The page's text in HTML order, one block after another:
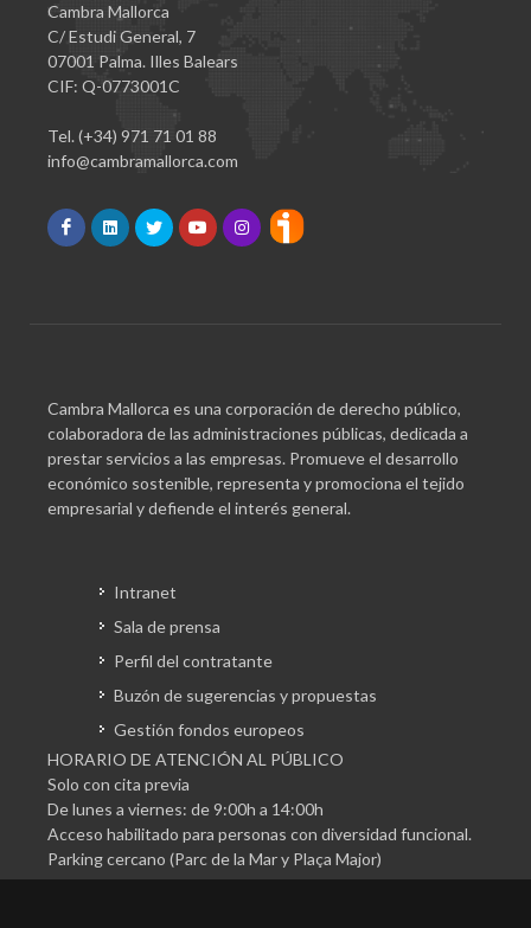
Cambra Mallorca
C/ Estudi General, 7
07001 Palma. Illes Balears
CIF: Q-0773001C
Tel. (+34) 971 71 01 88
info@cambramallorca.com
Cambra Mallorca es una corporación de derecho público,
colaboradora de las administraciones públicas, dedicada a
prestar servicios a las empresas. Promueve el desarrollo
económico sostenible, representa y promociona el tejido
empresarial y defiende el interés general.
Intranet
Sala de prensa
Perfil del contratante
Buzón de sugerencias y propuestas
Gestión fondos europeos
HORARIO DE ATENCIÓN AL PÚBLICO
Solo con cita previa
De lunes a viernes: de 9:00h a 14:00h
Acceso habilitado para personas con diversidad funcional.
Parking cercano (Parc de la Mar y Plaça Major)